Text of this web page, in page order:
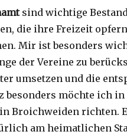
sind wichtige
die ihre Freizeit
Mir ist besonders
der Vereine zu
umsetzen und die
besonders möchte ich
Broichweiden richten.
am heimatlichen